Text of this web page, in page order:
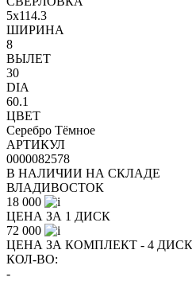
5x114.3
ШИРИНА
8
ВЫЛЕТ
30
DIA
60.1
ЦВЕТ
Серебро Тёмное
АРТИКУЛ
0000082578
В НАЛИЧИИ НА СКЛАДЕ
ВЛАДИВОСТОК
18 000
ЦЕНА ЗА 1 ДИСК
72 000
ЦЕНА ЗА КОМПЛЕКТ - 4
КОЛ-ВО:
-